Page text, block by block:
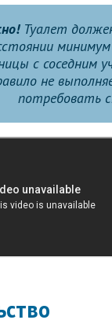
Туалет
с соседним
не
потребовать